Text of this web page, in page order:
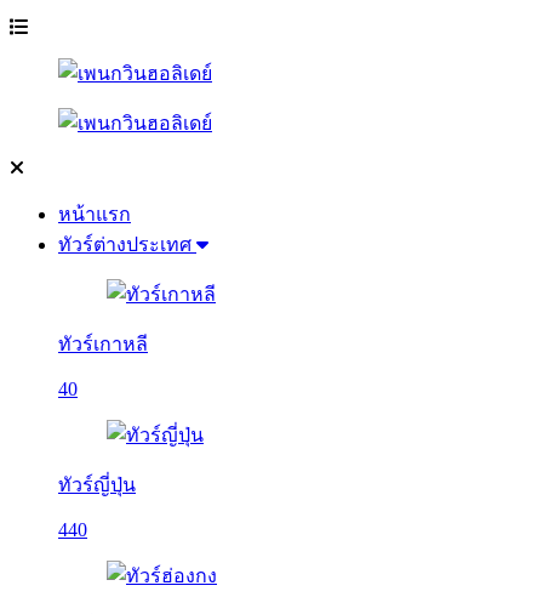
หน้าแรก
ทัวร์ต่างประเทศ
ทัวร์เกาหลี
40
ทัวร์ญี่ปุ่น
440